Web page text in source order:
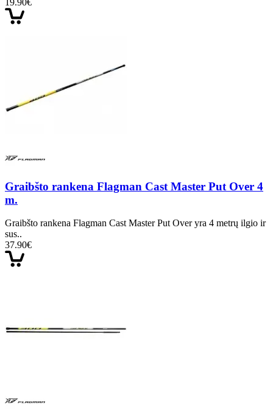
19.90€
Graibšto rankena Flagman Cast Master Put Over 4
m.
Graibšto rankena Flagman Cast Master Put Over yra 4 metrų ilgio ir
sus..
37.90€